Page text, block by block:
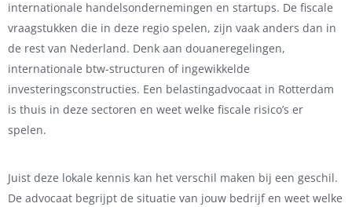
internationale handelsondernemingen en startups. De fiscale
vraagstukken die in deze regio spelen, zijn vaak anders dan in
de rest van Nederland. Denk aan douaneregelingen,
internationale btw-structuren of ingewikkelde
investeringsconstructies. Een belastingadvocaat in Rotterdam
is thuis in deze sectoren en weet welke fiscale risico’s er
spelen.
Juist deze lokale kennis kan het verschil maken bij een geschil.
De advocaat begrijpt de situatie van jouw bedrijf en weet welke